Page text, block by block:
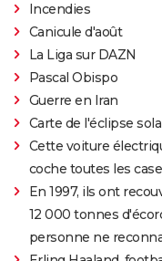
Incendies
Canicule d'août
La Liga sur DAZN
Pascal Obispo
Guerre en Iran
Carte de l'éclipse
Cette voiture
coche toutes les
En 1997, ils ont
12 000 tonnes
personne ne